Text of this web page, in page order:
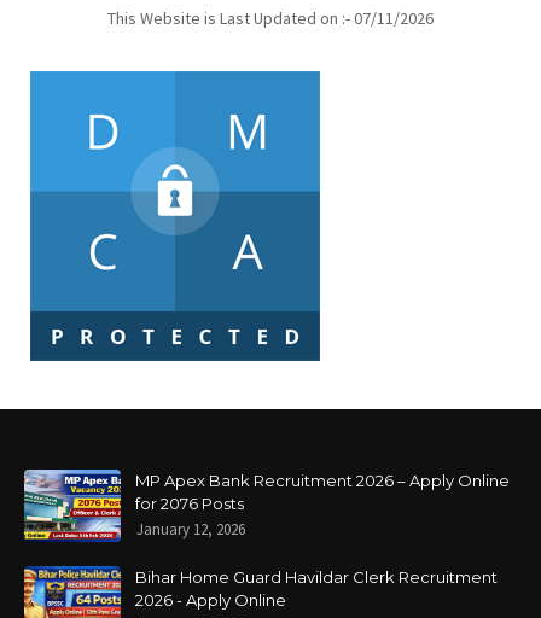
This Website is Last Updated on :- 07/11/2026
MP Apex Bank Recruitment 2026 – Apply Online
for 2076 Posts
January 12, 2026
Bihar Home Guard Havildar Clerk Recruitment
2026 - Apply Online